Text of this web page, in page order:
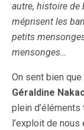
autre, histoire de
méprisent les
petits
mensonges…
On sent bien que
Géraldine
plein
l’exploit de